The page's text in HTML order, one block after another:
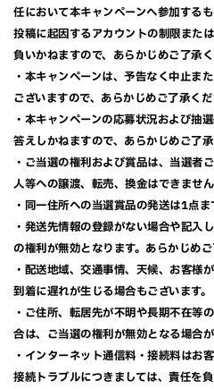
任において本キャンペーンへ参加する
投稿に起因するアカウントの制限また
負いかねますので、あらかじめご了承
・本キャンペーンは、予告なく中止ま
ございますので、あらかじめご了承く
・本キャンペーンの応募状況および抽
答えしかねますので、あらかじめご了
・ご当選の権利および賞品は、当選者
人等への譲渡、転売、換金はできませ
・同一住所への当選賞品の発送は1点
・発送先情報の登録がない場合や記入
の権利が無効となります。あらかじめ
・配送地域、交通事情、天候、お客様
到着に遅れが生じる場合もございます。
・ご住所、転居先が不明や長期不在等
合は、ご当選の権利が無効となる場合
・インターネット通信料・接続料はお
接続トラブルにつきましては、責任を